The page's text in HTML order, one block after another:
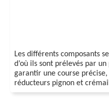
Les différents composants
d’où ils sont prélevés par
garantir une course précise,
réducteurs pignon et